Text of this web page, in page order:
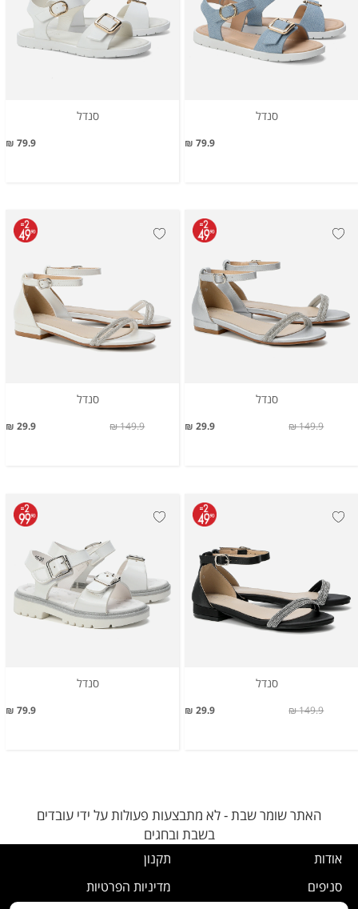
סנדל
79.9 ₪
סנדל
79.9 ₪
סנדל
29.9 ₪ 149.9 ₪
סנדל
29.9 ₪ 149.9 ₪
סנדל
29.9 ₪ 149.9 ₪
סנדל
79.9 ₪
האתר שומר שבת - לא מתבצעות פעולות על ידי עובדים
בשבת ובחגים
אודות
סניפים
תקנון
מדיניות הפרטיות